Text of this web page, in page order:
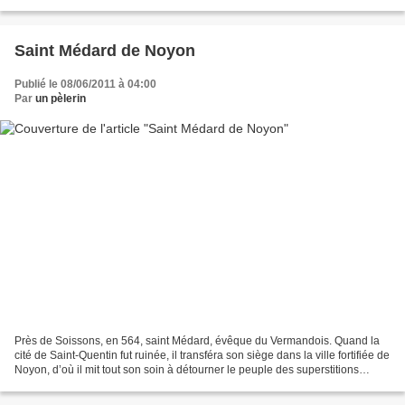
Saint Médard de Noyon
Publié le 08/06/2011 à 04:00
Par un pèlerin
Près de Soissons, en 564, saint Médard, évêque du Vermandois. Quand la
cité de Saint-Quentin fut ruinée, il transféra son siège dans la ville fortifiée de
Noyon, d’où il mit tout son soin à détourner le peuple des superstitions